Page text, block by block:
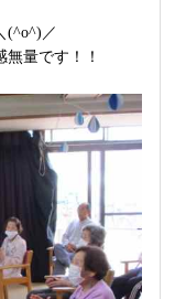
(^o^)／
量です！！